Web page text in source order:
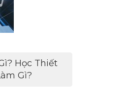
Học Thiết
Gì?